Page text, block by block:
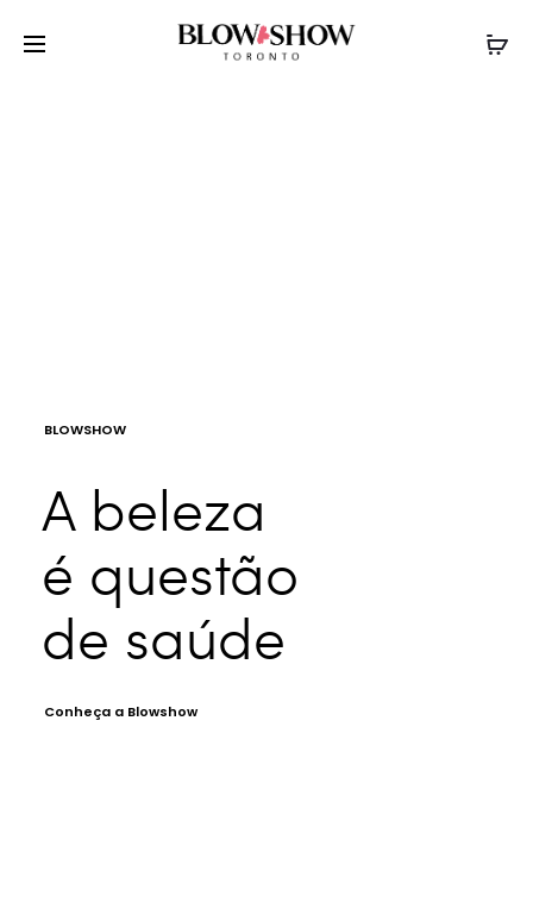
Viva momentos únicos!
A beleza
é questão
de saúde
BLOWSHOW
Conheça a Blowshow